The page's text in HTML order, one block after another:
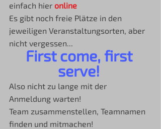
einfach hier online
Es gibt noch freie Plätze in den
jeweiligen Veranstaltungsorten, aber
nicht vergessen...
First come, first
serve!
Also nicht zu lange mit der
Anmeldung warten!
Team zusammenstellen, Teamnamen
finden und mitmachen!